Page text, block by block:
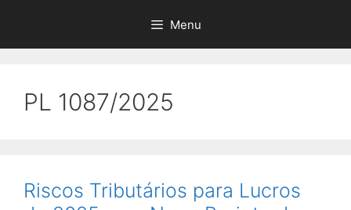
Menu
PL 1087/2025
Riscos Tributários para Lucros